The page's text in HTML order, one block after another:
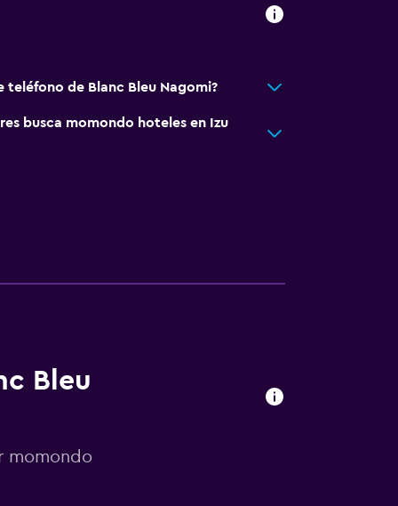
teléfono de Blanc Bleu Nagomi?
busca momondo hoteles en Izu
Bleu
momondo